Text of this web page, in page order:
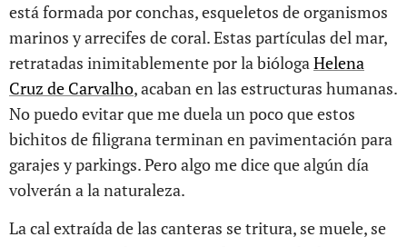
está formada por conchas, esqueletos de organismos
marinos y arrecifes de coral. Estas partículas del mar,
retratadas inimitablemente por la biólogaHelena
Cruz de Carvalho, acaban en las estructuras humanas.
No puedo evitar que me duela un poco que estos
bichitos de filigrana terminan en pavimentación para
garajes y parkings. Pero algo me dice que algún día
volverán a la naturaleza.
La cal extraída de las canteras se tritura, se muele, se